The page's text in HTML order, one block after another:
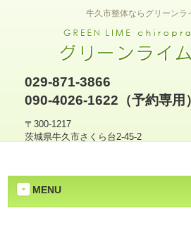
牛久市整体ならグリーンラ
029-871-3866
090-4026-1622（予約専用）
〒300-1217
茨城県牛久市さくら台2-45-2
MENU